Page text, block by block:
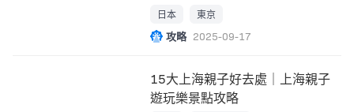
草、銀座周邊
日本 東京
攻略 2025-09-17
15大上海親子好去處｜上海親子
遊玩樂景點攻略